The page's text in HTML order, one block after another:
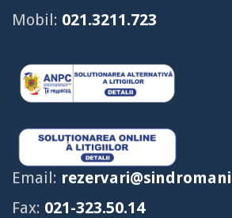
Mobil: 021.3211.723
Email:
Fax: 021-323.50.14